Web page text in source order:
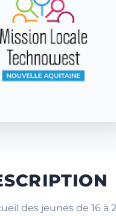
des jeunes de 16